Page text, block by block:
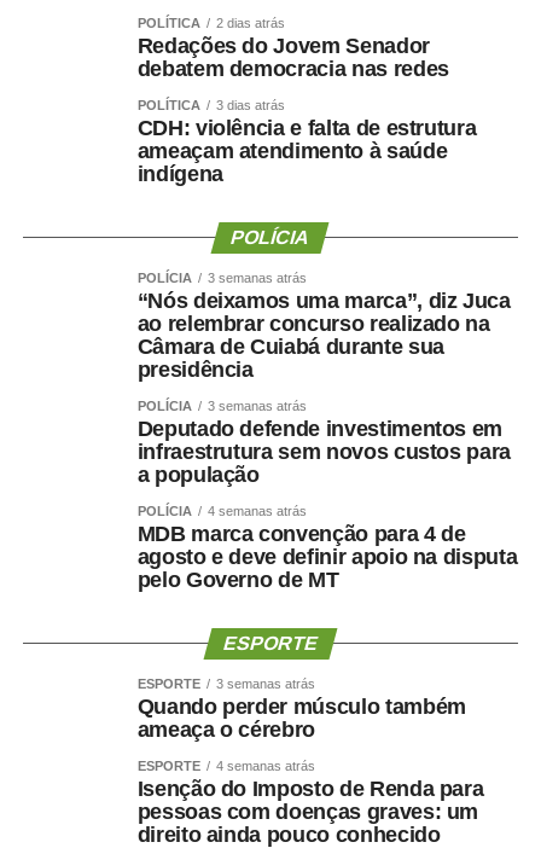
ingressando agora e ainda não tiveram contato com essa
rotina. Por isso trabalhamos com processos reais,
discutimos cada etapa e esclarecemos as dúvidas que
surgem no dia a dia”, explica.
A diretora do DAJE, Shusiene Tassinari Machado,
ressalta que investir na qualificação dos contadores
prestação jurisdicional. “É sempre importante
proporcionar essa atualização técnica, uniformizar
procedimentos e preparar os profissionais para atuarem
de forma segura e alinhada às necessidades da unidade
judicias”, pontua.
A contadora credenciada desde 2021, Janiluce Duarte
Gonzaga, aprovou a iniciativa e destacou a importância
da capacitação para a padronização dos procedimentos e
“Quando comecei não tivemos um treinamento tão
passo, com exemplos práticos. Isso ajuda muito no
aprendizado e também na padronização do trabalho
desenvolvido pelos contadores”, avalia.
Para a contadora recém-credenciada, Raquel Cristiane
de Oliveira, o curso está sendo o primeiro contato com os
sistemas e procedimentos utilizados pelo Poder
POLÍTICA 2 dias atrás
Redações do Jovem Senador
debatem democracia nas redes
POLÍTICA 3 dias atrás
CDH: violência e falta de estrutura
ameaçam atendimento à saúde
indígena
POLÍCIA
POLÍCIA 3 semanas atrás
“Nós deixamos uma marca”, diz Juca
ao relembrar concurso realizado na
Câmara de Cuiabá durante sua
presidência
POLÍCIA 3 semanas atrás
Deputado defende investimentos em
infraestrutura sem novos custos para
a população
POLÍCIA 4 semanas atrás
MDB marca convenção para 4 de
agosto e deve definir apoio na disputa
pelo Governo de MT
ESPORTE
ESPORTE 3 semanas atrás
Quando perder músculo também
ameaça o cérebro
ESPORTE 4 semanas atrás
Isenção do Imposto de Renda para
pessoas com doenças graves: um
direito ainda pouco conhecido